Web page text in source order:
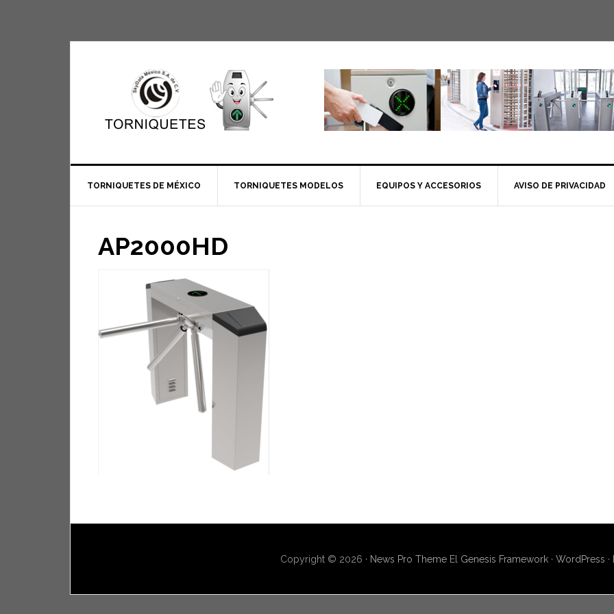
TORNIQUETES DE MÉXICO TORNIQUETES MODELOS EQUIPOS Y ACCESORIOS AVISO DE PRIVACIDAD
AP2000HD
Copyright © 2026 · News Pro Theme El Genesis Framework · WordPress ·